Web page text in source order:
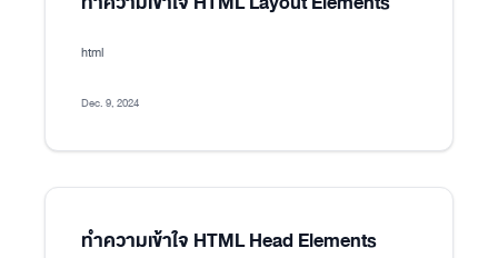
html
Dec. 9, 2024
ทำความเข้าใจ HTML Head Elements